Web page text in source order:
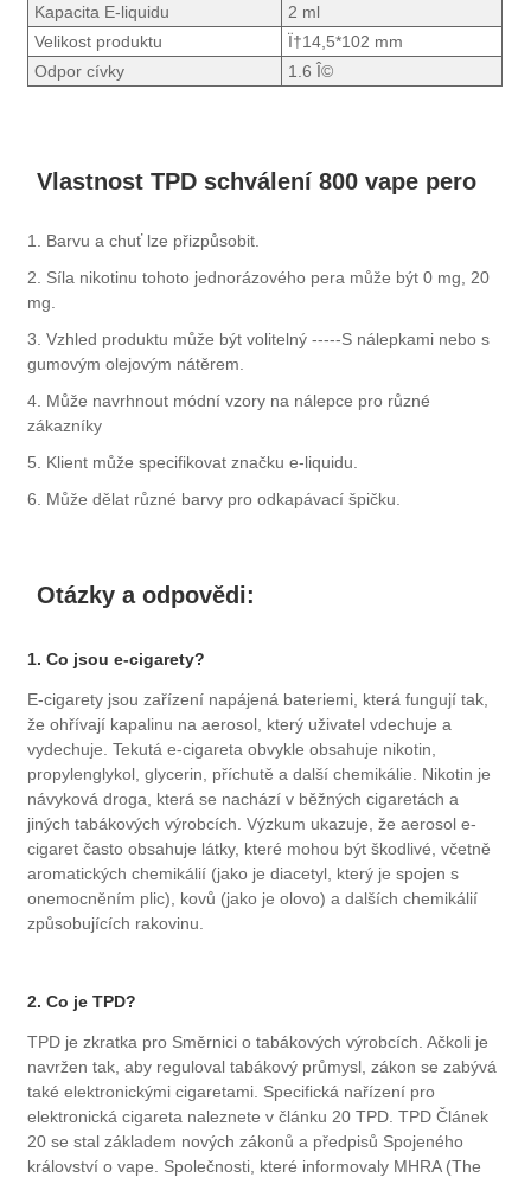
Kapacita E-liquidu
2 ml
Velikost produktu
Ï†14,5*102 mm
Odpor cívky
1.6 Î©
Vlastnost TPD schválení 800 vape pero
1. Barvu a chuť lze přizpůsobit.
2. Síla nikotinu tohoto jednorázového pera může být 0 mg, 20
mg.
3. Vzhled produktu může být volitelný -----S nálepkami nebo s
gumovým olejovým nátěrem.
4. Může navrhnout módní vzory na nálepce pro různé
zákazníky
5. Klient může specifikovat značku e-liquidu.
6. Může dělat různé barvy pro odkapávací špičku.
Otázky a odpovědi:
1. Co jsou e-cigarety?
E-cigarety jsou zařízení napájená bateriemi, která fungují tak,
že ohřívají kapalinu na aerosol, který uživatel vdechuje a
vydechuje. Tekutá e-cigareta obvykle obsahuje nikotin,
propylenglykol, glycerin, příchutě a další chemikálie. Nikotin je
návyková droga, která se nachází v běžných cigaretách a
jiných tabákových výrobcích. Výzkum ukazuje, že aerosol e-
cigaret často obsahuje látky, které mohou být škodlivé, včetně
aromatických chemikálií (jako je diacetyl, který je spojen s
onemocněním plic), kovů (jako je olovo) a dalších chemikálií
způsobujících rakovinu.
2. Co je TPD?
TPD je zkratka pro Směrnici o tabákových výrobcích. Ačkoli je
navržen tak, aby reguloval tabákový průmysl, zákon se zabývá
také elektronickými cigaretami. Specifická nařízení pro
elektronická cigareta naleznete v článku 20 TPD. TPD Článek
20 se stal základem nových zákonů a předpisů Spojeného
království o vape. Společnosti, které informovaly MHRA (The